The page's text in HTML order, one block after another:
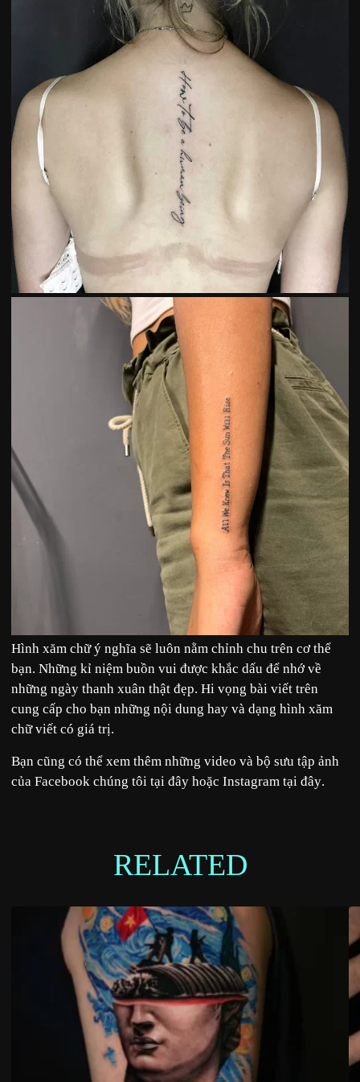
Hình xăm chữ ý nghĩa sẽ luôn nằm chỉnh chu trên cơ thể
bạn. Những kỉ niệm buồn vui được khắc dấu để nhớ về
những ngày thanh xuân thật đẹp. Hi vọng bài viết trên
cung cấp cho bạn những nội dung hay và dạng hình xăm
chữ viết có giá trị.
Bạn cũng có thể xem thêm những video và bộ sưu tập ảnh
của Facebook chúng tôi tại đây hoặc Instagram tại đây.
RELATED